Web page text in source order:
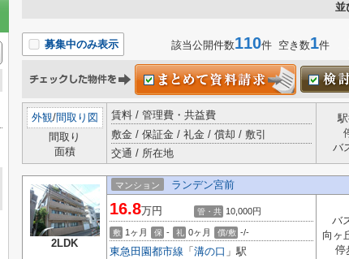
並
募集中のみ表示 該当公開件数110件 空き数1件
外観/間取り図
間取り
面積
賃料 / 管理費・共益費
敷金 / 保証金 / 礼金 / 償却 / 敷引
交通 / 所在地
バ
2LDK
マンション ランデン宮前
16.8万円 管・共 10,000円
敷 1ヶ月 保 - 礼 0ヶ月 償/敷 -/-
東急田園都市線 「 溝の口 」駅
バ
向ヶ
停